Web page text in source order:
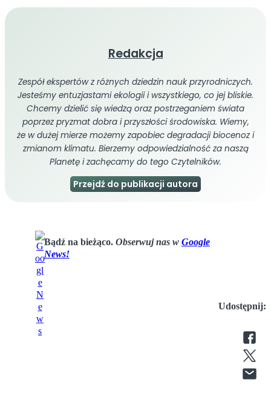
Redakcja
Zespół ekspertów z różnych dziedzin nauk przyrodniczych.
Jesteśmy entuzjastami ekologii i wszystkiego, co jej bliskie.
Chcemy dzielić się wiedzą oraz postrzeganiem świata
poprzez pryzmat dobra i przyszłości środowiska. Wiemy,
że w dużej mierze możemy zapobiec degradacji biocenoz i
zmianom klimatu. Bierzemy odpowiedzialność za naszą
Planetę i zachęcamy do tego Czytelników.
Przejdź do publikacji autora
Bądź na bieżąco. Obserwuj nas w Google
News!
Udostępnij: